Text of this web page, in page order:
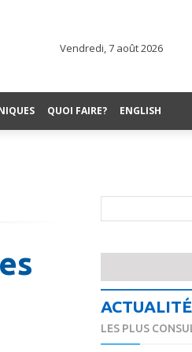
Vendredi, 7 août 2026
QUOI FAIRE? ENGLISH
LES PLUS